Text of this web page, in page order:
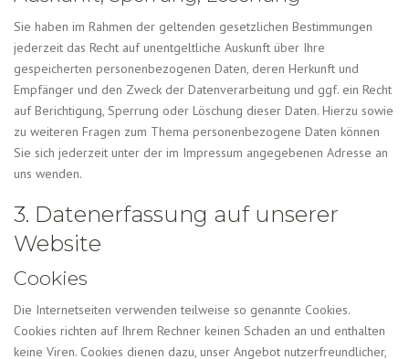
Sie haben im Rahmen der geltenden gesetzlichen Bestimmungen
jederzeit das Recht auf unentgeltliche Auskunft über Ihre
gespeicherten personenbezogenen Daten, deren Herkunft und
Empfänger und den Zweck der Datenverarbeitung und ggf. ein Recht
auf Berichtigung, Sperrung oder Löschung dieser Daten. Hierzu sowie
zu weiteren Fragen zum Thema personenbezogene Daten können
Sie sich jederzeit unter der im Impressum angegebenen Adresse an
uns wenden.
3. Datenerfassung auf unserer
Website
Cookies
Die Internetseiten verwenden teilweise so genannte Cookies.
Cookies richten auf Ihrem Rechner keinen Schaden an und enthalten
keine Viren. Cookies dienen dazu, unser Angebot nutzerfreundlicher,